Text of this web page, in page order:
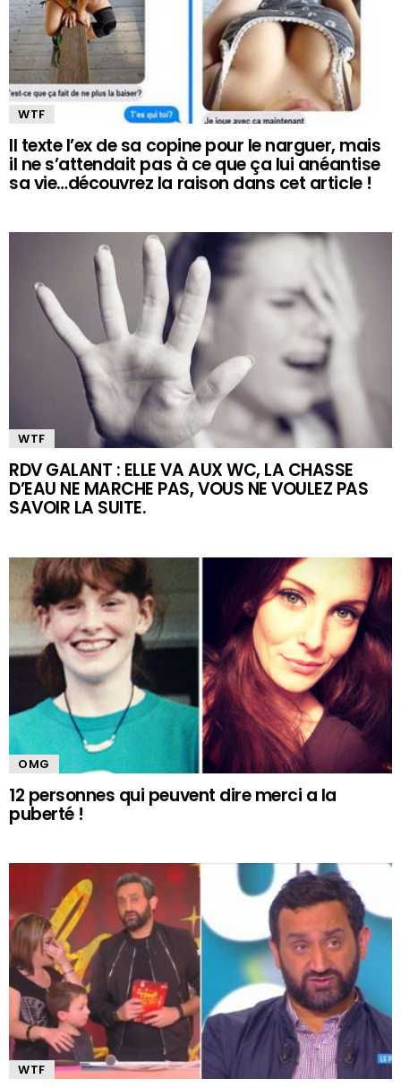
WTF
Il texte l’ex de sa copine pour le narguer, mais
il ne s’attendait pas à ce que ça lui anéantise
sa vie…découvrez la raison dans cet article !
WTF
RDV GALANT : ELLE VA AUX WC, LA CHASSE
D’EAU NE MARCHE PAS, VOUS NE VOULEZ PAS
SAVOIR LA SUITE.
OMG
12 personnes qui peuvent dire merci a la
puberté !
WTF